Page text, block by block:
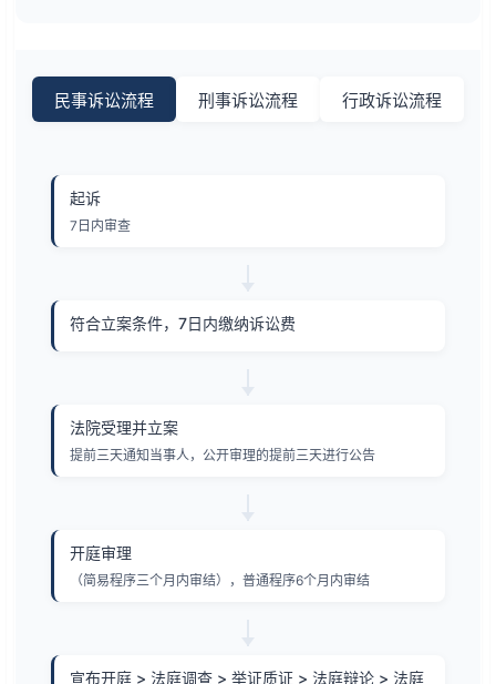
民事诉讼流程 刑事诉讼流程 行政诉讼流程
起诉
7日内审查
符合立案条件，7日内缴纳诉讼费
法院受理并立案
提前三天通知当事人，公开审理的提前三天进行公告
开庭审理
（简易程序三个月内审结），普通程序6个月内审结
宣布开庭 > 法庭调查 > 举证质证 > 法庭辩论 > 法庭